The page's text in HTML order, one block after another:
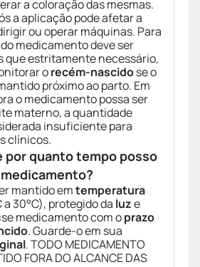
a coloração das mesmas.
a aplicação pode afetar a
ou operar máquinas. Para
do medicamento deve ser
que estritamente necessário,
orecém-nascidose o
próximo ao parto. Em
o medicamento possa ser
materno, a quantidade
insuficiente para
clínicos.
por quanto tempo posso
mantido emtemperatura
a 30°C), protegido da luze
medicamento com oprazo
. Guarde-o em sua
. TODO MEDICAMENTO
FORA DO ALCANCE DAS